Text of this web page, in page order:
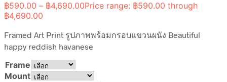
฿590.00 – ฿4,690.00Price range: ฿590.00 through
฿4,690.00
Framed Art Print รูปภาพพร้อมกรอบแขวนผนัง Beautiful
happy reddish havanese
Frame
Mount